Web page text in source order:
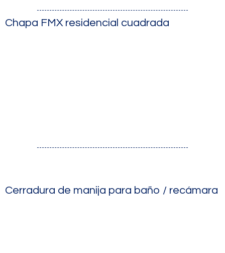
Chapa FMX residencial cuadrada
Cerradura de manija para baño / recámara